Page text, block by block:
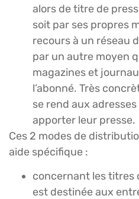
alors de titre de
soit par ses propres
recours à un réseau
par un autre moyen
magazines et
l’abonné. Très
se rend aux
apporter leur presse.
Ces 2 modes de
aide spécifique :
concernant les titres
est destinée aux